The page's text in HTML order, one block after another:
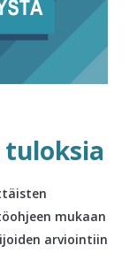
mukaan
arviointiin